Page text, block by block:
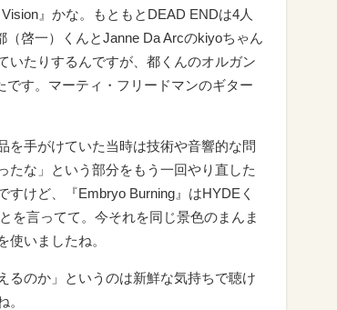
』かな。もともとDEAD ENDは4人
啓一）くんとJanne Da Arcのkiyoちゃん
いたりするんですが、都くんのオルガン
す。マーティ・フリードマンのギター
を手がけていた当時は技術や音響的な問
たな」という部分をもう一回やり直した
けど、『Embryo Burning』はHYDEく
を言ってて。今それを同じ景色のまんま
いましたね。
るのか」というのは新鮮な気持ちで聴け
。